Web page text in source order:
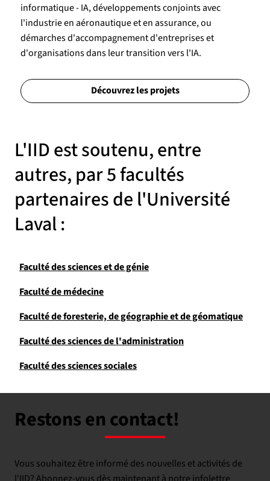
informatique - IA, développements conjoints avec
l'industrie en aéronautique et en assurance, ou
démarches d'accompagnement d'entreprises et
d'organisations dans leur transition vers l'IA.
Découvrez les projets
L'IID est soutenu, entre
autres, par 5 facultés
partenaires de l'Université
Laval :
Faculté des sciences et de génie
Faculté de médecine
Faculté de foresterie, de géographie et de géomatique
Faculté des sciences de l'administration
Faculté des sciences sociales
Restons en contact!
Vous souhaitez être informé des nouvelles et activités de